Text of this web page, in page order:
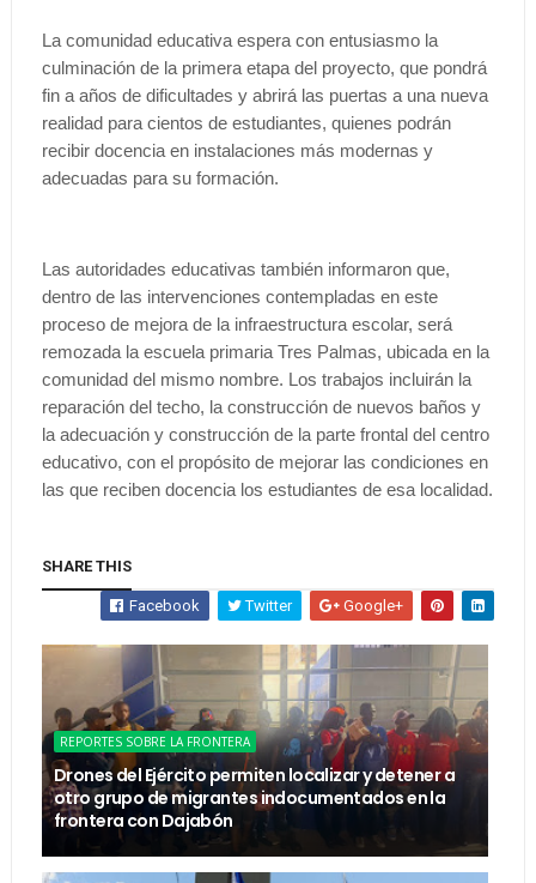
La comunidad educativa espera con entusiasmo la
culminación de la primera etapa del proyecto, que pondrá
fin a años de dificultades y abrirá las puertas a una nueva
realidad para cientos de estudiantes, quienes podrán
recibir docencia en instalaciones más modernas y
adecuadas para su formación.
Las autoridades educativas también informaron que,
dentro de las intervenciones contempladas en este
proceso de mejora de la infraestructura escolar, será
remozada la escuela primaria Tres Palmas, ubicada en la
comunidad del mismo nombre. Los trabajos incluirán la
reparación del techo, la construcción de nuevos baños y
la adecuación y construcción de la parte frontal del centro
educativo, con el propósito de mejorar las condiciones en
las que reciben docencia los estudiantes de esa localidad.
SHARE THIS
Facebook Twitter Google+
REPORTES SOBRE LA FRONTERA
Drones del Ejército permiten localizar y detener a
otro grupo de migrantes indocumentados en la
frontera con Dajabón